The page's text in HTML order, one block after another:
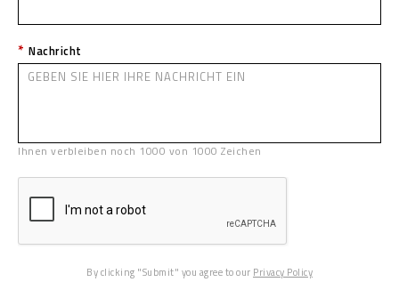
Nachricht
Ihnen verbleiben noch 1000 von 1000 Zeichen
By clicking "Submit" you agree to our Privacy Policy